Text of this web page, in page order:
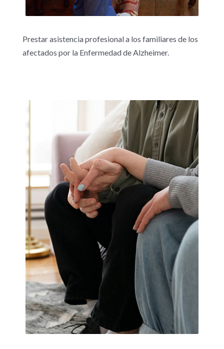
Prestar asistencia profesional a los familiares de los
afectados por la Enfermedad de Alzheimer.